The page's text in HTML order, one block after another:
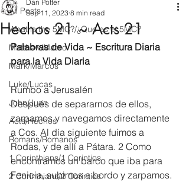
All Posts
What is the 5MC?/¿Que es el 5MC?
Matthew/Mateo
Mark/Marcos
Luke/Lucas
John/Juan
Acts/Hechos
Romans/Romanos
1 Corinthians/1 Corintios
2 Corinthians/2 Corintios
Hechos 21 ~ Acts 21
Dan Potter
Sep 11, 2023 8 min read
Palabras de Vida ~ Escritura Diaria
para la Vida Diaria
Rumbo a Jerusalén
Después de separarnos de ellos,
zarpamos y navegamos directamente
a Cos. Al día siguiente fuimos a
Rodas, y de allí a Pátara. 2 Como
encontramos un barco que iba para
Fenicia, subimos a bordo y zarpamos.